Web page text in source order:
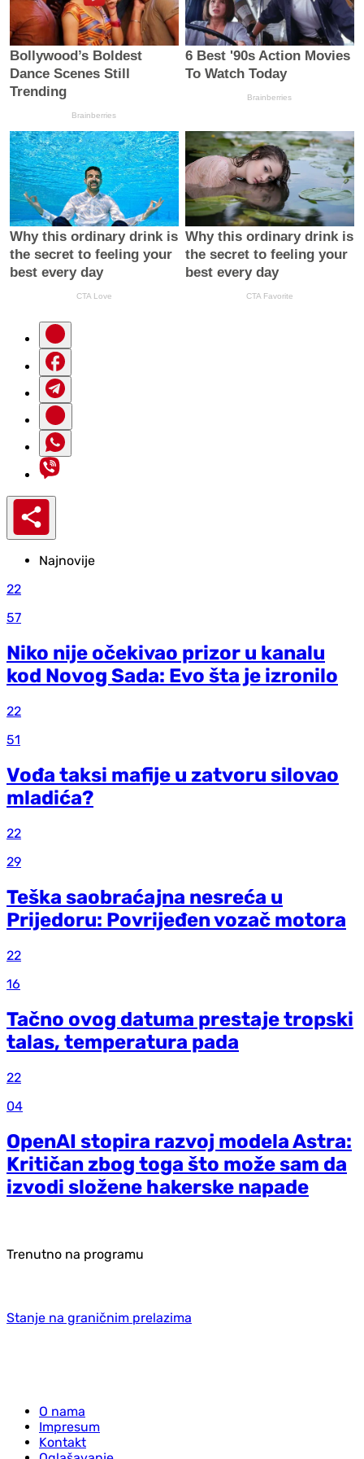
Najnovije
22
57
Niko nije očekivao prizor u kanalu
kod Novog Sada: Evo šta je izronilo
22
51
Vođa taksi mafije u zatvoru silovao
mladića?
22
29
Teška saobraćajna nesreća u
Prijedoru: Povrijeđen vozač motora
22
16
Tačno ovog datuma prestaje tropski
talas, temperatura pada
22
04
OpenAI stopira razvoj modela Astra:
Kritičan zbog toga što može sam da
izvodi složene hakerske napade
Trenutno na programu
Stanje na graničnim prelazima
O nama
Impresum
Kontakt